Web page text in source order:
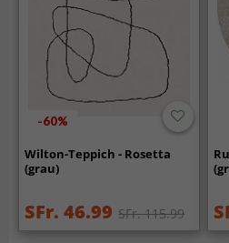
-60%
Wilton-Teppich - Rosetta
(grau)
SFr. 46.99 SFr. 115.99